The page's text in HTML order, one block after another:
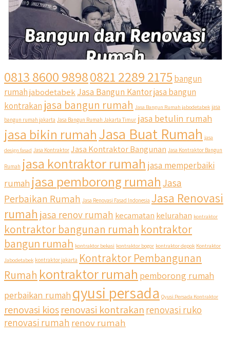
qyusipersada
@qyusipersada 3 years ago
Siapa yang udah masuk List untuk Bangun dan Renovasi
rumah Di @qyusipersada dengan sistem Cicilan ?? 🤗
Untuk informasi lebih lanjut terkait program cicilan ini temen
temen bisa langsung klik link di bio yaa
#jasabangunrumahjakarta #jasarenovasirumahjakarta
#kontraktorjakarta #kontraktorbangunan
#kontraktorbangunanrumah #kontraktorbangunanjakarta
0813 8600 98980821 2289 2175 bangun
rumahjabodetabek Jasa Bangun Kantorjasa bangun
kontrakan jasa bangun rumah Jasa Bangun Rumah jabodetabek jasa
bangun rumah jakarta Jasa Bangun Rumah Jakarta Timur jasa betulin rumah
jasa bikin rumahJasa Buat Rumah jasa
design fasad Jasa Kontraktor Jasa Kontraktor Bangunan Jasa Kontraktor Bangun
Rumah jasa kontraktor rumah jasa memperbaiki
rumah jasa pemborong rumahJasa
Perbaikan Rumah Jasa Renovasi Fasad Indonesia Jasa Renovasi
rumah jasa renov rumah kecamatan kelurahan kontraktor
kontraktor bangunan rumah kontraktor
bangun rumah kontraktor bekasi kontraktor bogor kontraktor depok Kontraktor
Jabodetabek kontraktor jakarta Kontraktor Pembangunan
Rumah kontraktor rumah pemborong rumah
perbaikan rumah qyusi persada Qyusi Persada Kontraktor
renovasi kiosrenovasi kontrakanrenovasi ruko
renovasi rumah renov rumah